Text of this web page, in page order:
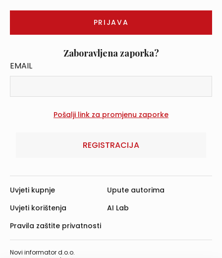
Zaboravljena zaporka?
EMAIL
REGISTRACIJA
Novi informator d.o.o.
Uvjeti kupnje
Uvjeti korištenja
Pravila zaštite privatnosti
Upute autorima
AI Lab